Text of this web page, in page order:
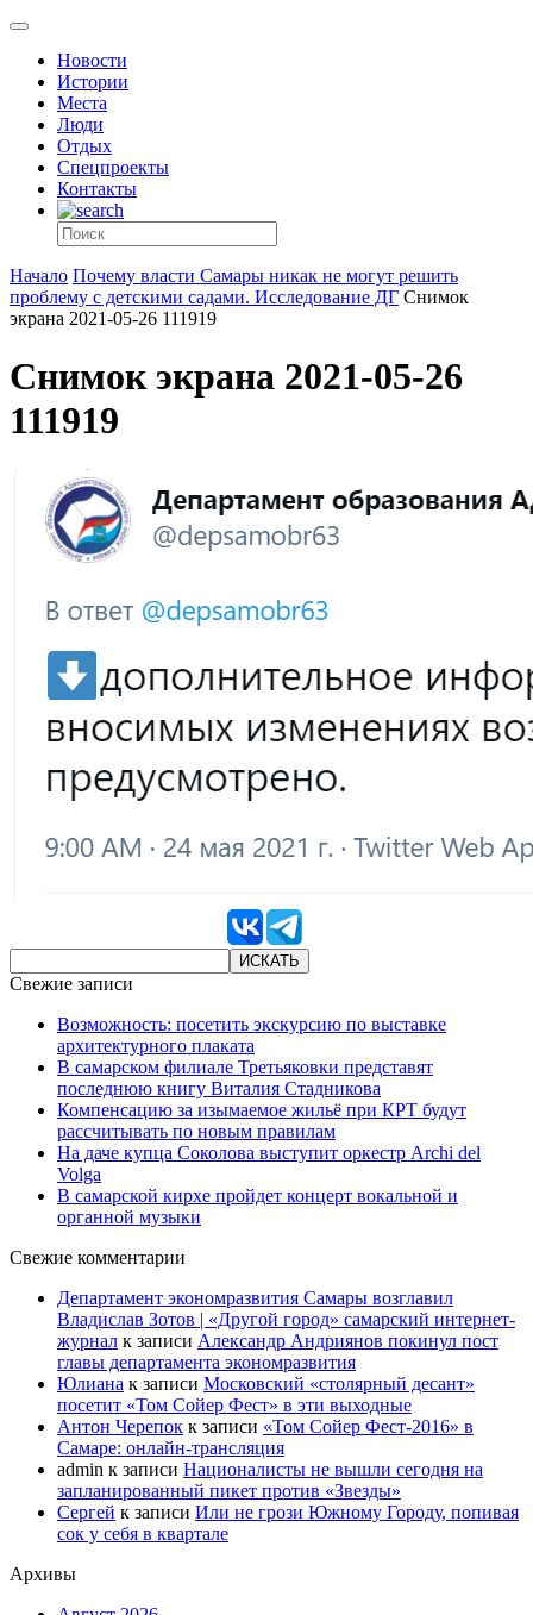
Новости
Истории
Места
Люди
Отдых
Спецпроекты
Контакты
Начало Почему власти Самары никак не могут решить
проблему с детскими садами. Исследование ДГ Снимок
экрана 2021-05-26 111919
Снимок экрана 2021-05-26
111919
Свежие записи
Возможность: посетить экскурсию по выставке
архитектурного плаката
В самарском филиале Третьяковки представят
последнюю книгу Виталия Стадникова
Компенсацию за изымаемое жильё при КРТ будут
рассчитывать по новым правилам
На даче купца Соколова выступит оркестр Archi del
Volga
В самарской кирхе пройдет концерт вокальной и
органной музыки
Свежие комментарии
Департамент экономразвития Самары возглавил
Владислав Зотов | «Другой город» самарский интернет-
журнал к записи Александр Андриянов покинул пост
главы департамента экономразвития
Юлиана к записи Московский «столярный десант»
посетит «Том Сойер Фест» в эти выходные
Антон Черепок к записи «Том Сойер Фест-2016» в
Самаре: онлайн-трансляция
admin к записи Националисты не вышли сегодня на
запланированный пикет против «Звезды»
Сергей к записи Или не грози Южному Городу, попивая
сок у себя в квартале
Архивы